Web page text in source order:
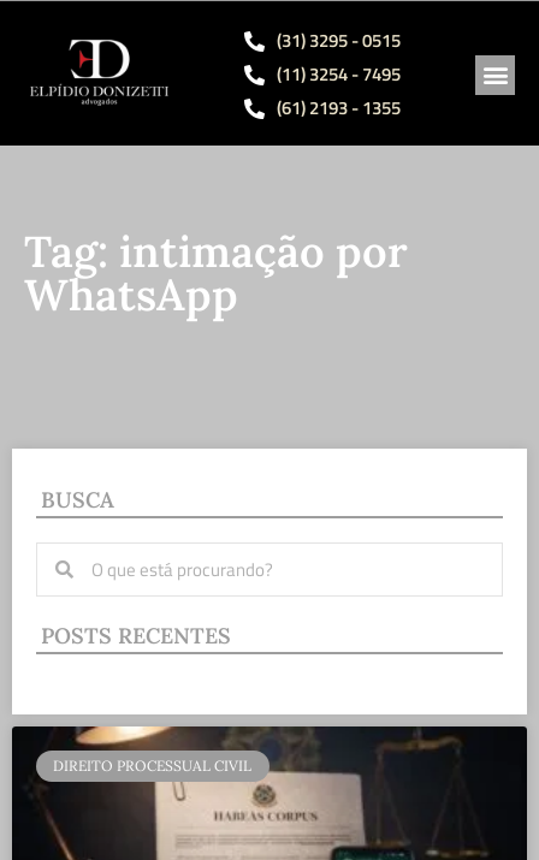
(31) 3295 - 0515
(11) 3254 - 7495
(61) 2193 - 1355
Tag: intimação por
WhatsApp
DIREITO PROCESSUAL CIVIL
BUSCA
POSTS RECENTES